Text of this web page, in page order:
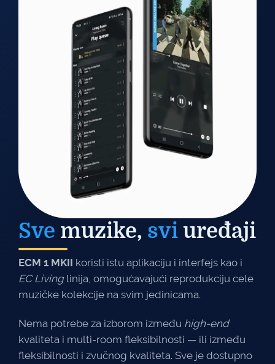
Sve muzike, svi uređaji
ECM 1 MKII koristi istu aplikaciju i interfejs kao i
EC Livinglinija, omogućavajući reprodukciju cele
muzičke kolekcije na svim jedinicama.
Nema potrebe za izborom između high-end
kvaliteta i multi-room fleksibilnosti — ili između
fleksibilnosti i zvučnog kvaliteta. Sve je dostupno